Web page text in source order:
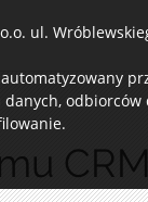
ul.
CRM